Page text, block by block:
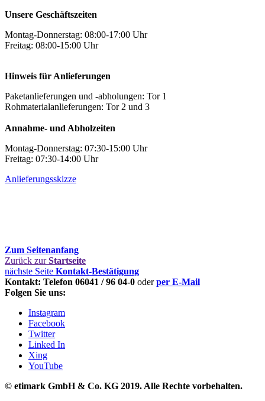
Unsere Geschäftszeiten
Montag-Donnerstag: 08:00-17:00 Uhr
Freitag: 08:00-15:00 Uhr
Hinweis für Anlieferungen
Paketanlieferungen und -abholungen: Tor 1
Rohmaterialanlieferungen: Tor 2 und 3
Annahme- und Abholzeiten
Montag-Donnerstag: 07:30-15:00 Uhr
Freitag: 07:30-14:00 Uhr
Anlieferungsskizze
Zum Seitenanfang
Zurück zurStartseite
nächste Seite Kontakt-Bestätigung
Kontakt: Telefon 06041 / 96 04-0 oderper E-Mail
Folgen Sie uns:
Instagram
Facebook
Twitter
Linked In
Xing
YouTube
© etimark GmbH & Co. KG 2019. Alle Rechte vorbehalten.